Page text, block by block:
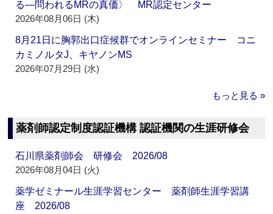
る―問われるMRの真価〉 MR認定センター
2026年08月06日 (木)
8月21日に胸郭出口症候群でオンラインセミナー コニ
カミノルタJ、キヤノンMS
2026年07月29日 (水)
もっと見る »
薬剤師認定制度認証機構 認証機関の生涯研修会
石川県薬剤師会 研修会 2026/08
2026年08月04日 (火)
薬学ゼミナール生涯学習センター 薬剤師生涯学習講
座 2026/08